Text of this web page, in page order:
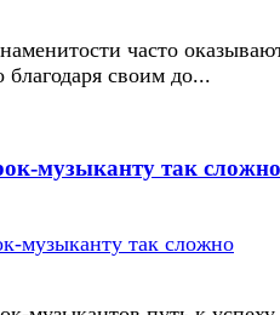
часто
своим до...
музыканту так сложно